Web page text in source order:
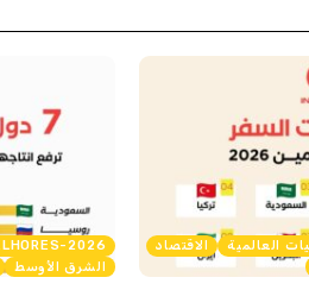
العالمية
الاقتصاد
2026
الشرق الأوسط